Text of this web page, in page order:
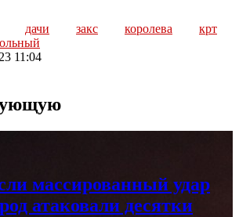
дачи закс королева
крт
11:04
массированный удар
атаковали десятки